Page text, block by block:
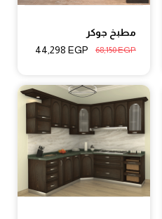
مطبخ جوكر
68,150EGP
44,298 EGP